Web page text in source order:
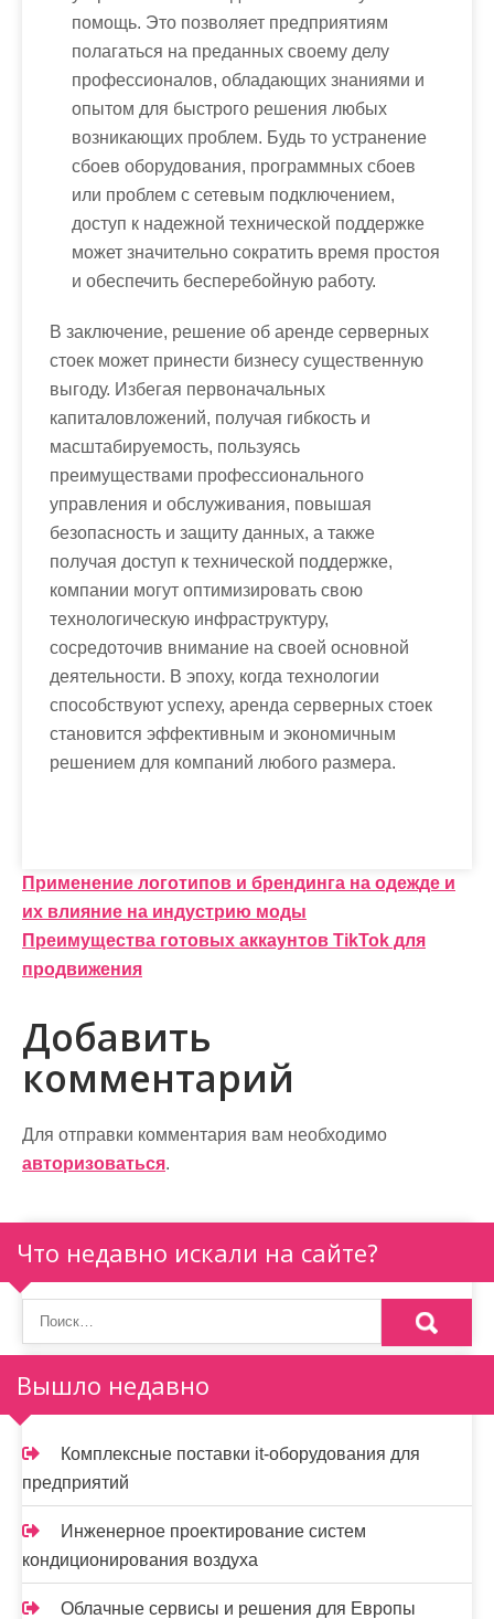
помощь. Это позволяет предприятиям
полагаться на преданных своему делу
профессионалов, обладающих знаниями и
опытом для быстрого решения любых
возникающих проблем. Будь то устранение
сбоев оборудования, программных сбоев
или проблем с сетевым подключением,
доступ к надежной технической поддержке
может значительно сократить время простоя
и обеспечить бесперебойную работу.
В заключение, решение об аренде серверных
стоек может принести бизнесу существенную
выгоду. Избегая первоначальных
капиталовложений, получая гибкость и
масштабируемость, пользуясь
преимуществами профессионального
управления и обслуживания, повышая
безопасность и защиту данных, а также
получая доступ к технической поддержке,
компании могут оптимизировать свою
технологическую инфраструктуру,
сосредоточив внимание на своей основной
деятельности. В эпоху, когда технологии
способствуют успеху, аренда серверных стоек
становится эффективным и экономичным
решением для компаний любого размера.
Н
а
в
и
г
а
ц
и
я
п
о
з
а
п
и
с
я
м
Применение логотипов и брендинга на одежде и
их влияние на индустрию моды
Преимущества готовых аккаунтов TikTok для
продвижения
Добавить
комментарий
Для отправки комментария вам необходимо
авторизоваться.
Что недавно искали на сайте?
Вышло недавно
Комплексные поставки it-оборудования для
предприятий
Инженерное проектирование систем
кондиционирования воздуха
Облачные сервисы и решения для Европы